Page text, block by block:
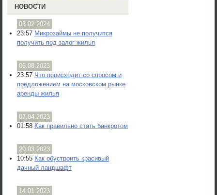
НОВОСТИ
03.02.2024
23:57 Микрозаймы не получится
получить под залог жилья
06.08.2023
23:57 Что происходит со спросом и
предложением на московском рынке
аренды жилья
07.04.2023
01:58 Как правильно стать банкротом
20.03.2023
10:55 Как обустроить красивый
дачный ландшафт
14.01.2023